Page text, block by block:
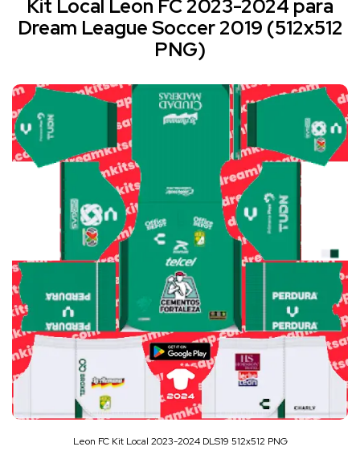
Kit Local Leon FC 2023-2024 para
Dream League Soccer 2019 (512x512
PNG)
Leon FC Kit Local 2023-2024 DLS19 512x512 PNG